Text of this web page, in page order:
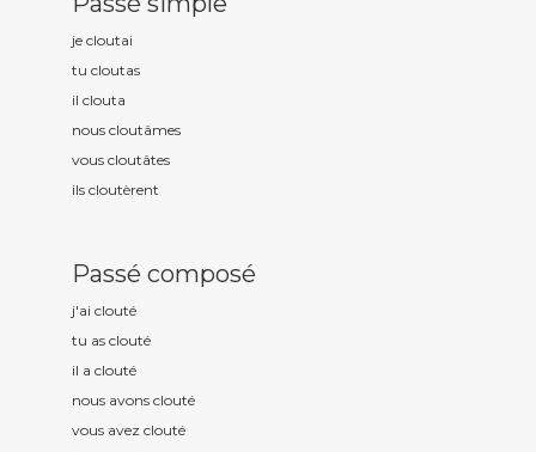
je cloutai
tu cloutas
il clouta
nous cloutâmes
vous cloutâtes
ils cloutèrent
Passé composé
j'ai clouté
tu as clouté
il a clouté
nous avons clouté
vous avez clouté